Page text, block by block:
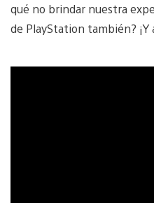
qué no brindar nuestra
de PlayStation también? ¡Y